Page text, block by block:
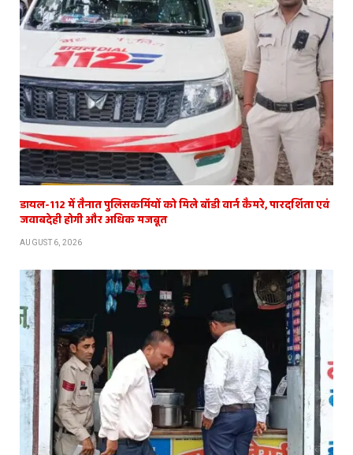
डायल-112 में तैनात पुलिसकर्मियों को मिले बॉडी वार्न कैमरे, पारदर्शिता एवं
जवाबदेही होगी और अधिक मजबूत
AUGUST 6, 2026